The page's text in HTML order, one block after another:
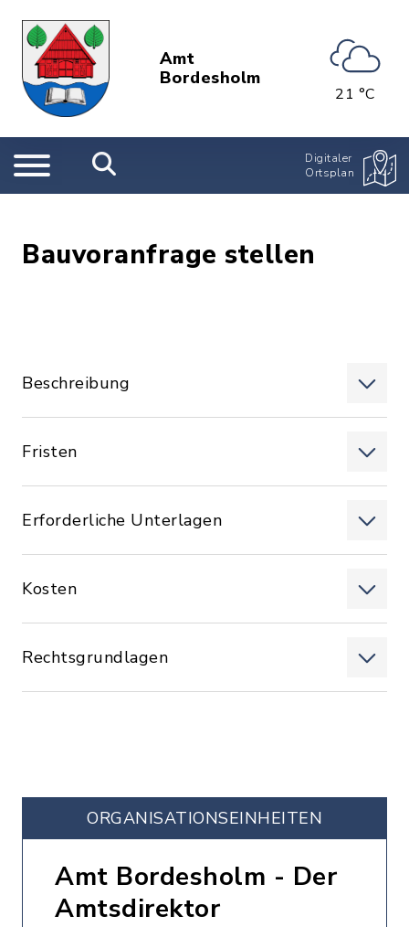
Amt
Bordesholm
21 °C
Digitaler
Ortsplan
Bauvoranfrage stellen
Beschreibung
Fristen
Erforderliche Unterlagen
Kosten
Rechtsgrundlagen
ORGANISATIONS­EINHEITEN
Amt Bordesholm - Der
Amtsdirektor